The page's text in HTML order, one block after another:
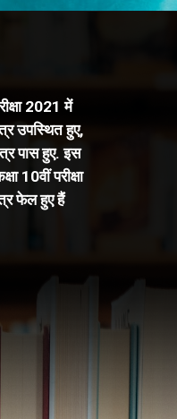
2021 में
उपस्थित हुए,
पास हुए. इस
10वीं परीक्षा
फेल हुए हैं